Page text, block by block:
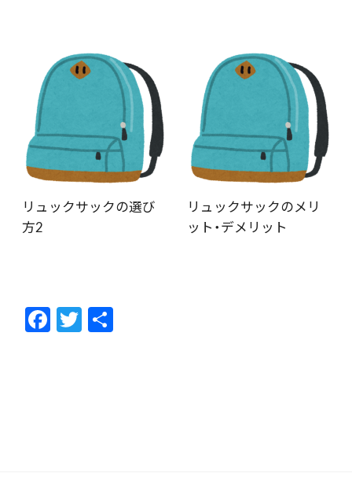
リュックサックの選び
方2
リュックサックのメリ
ット・デメリット
F
ac
T
w